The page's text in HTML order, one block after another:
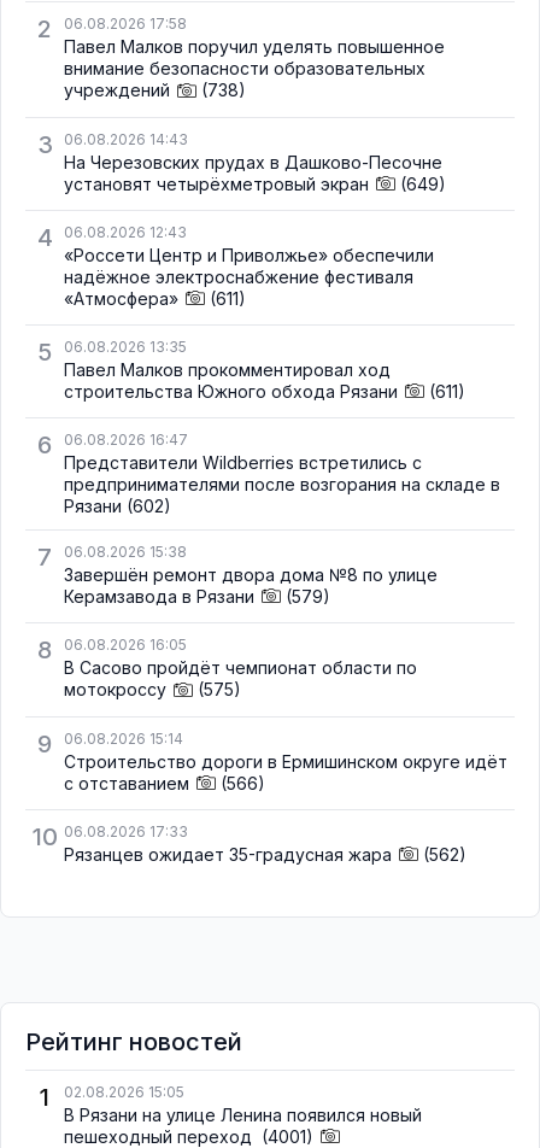
2 06.08.2026 17:58
Павел Малков поручил уделять повышенное
внимание безопасности образовательных
учреждений
(738)
3 06.08.2026 14:43
На Черезовских прудах в Дашково-Песочне
установят четырёхметровый экран
(649)
4 06.08.2026 12:43
«Россети Центр и Приволжье» обеспечили
надёжное электроснабжение фестиваля
«Атмосфера»
(611)
5 06.08.2026 13:35
Павел Малков прокомментировал ход
строительства Южного обхода Рязани
(611)
6 06.08.2026 16:47
Представители Wildberries встретились с
предпринимателями после возгорания на складе в
Рязани (602)
7 06.08.2026 15:38
Завершён ремонт двора дома №8 по улице
Керамзавода в Рязани
(579)
8 06.08.2026 16:05
В Сасово пройдёт чемпионат области по
мотокроссу
(575)
9 06.08.2026 15:14
Строительство дороги в Ермишинском округе идёт
с отставанием
(566)
10 06.08.2026 17:33
Рязанцев ожидает 35-градусная жара (562)
Рейтинг новостей
1
02.08.2026 15:05
В Рязани на улице Ленина появился новый
пешеходный переход (4001)